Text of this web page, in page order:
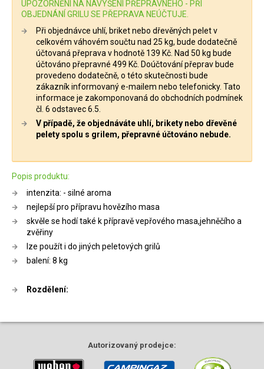
UPOZORNĚNÍ NA NAVÝŠENÍ PŘEPRAVNÉHO - PŘI
OBJEDNÁNÍ GRILU SE PŘEPRAVA NEÚČTUJE.
Při objednávce uhlí, briket nebo dřevěných pelet v
celkovém váhovém součtu nad 25 kg, bude dodatečně
účtovaná přeprava v hodnotě 139 Kč. Nad 50 kg bude
účtováno přepravné 499 Kč. Doúčtování přeprav bude
provedeno dodatečně, o této skutečnosti bude
zákazník informovaný e-mailem nebo telefonicky. Tato
informace je zakomponovaná do obchodních podmínek
čl. 6 odstavec 6.5.
V případě, že objednáváte uhlí, brikety nebo dřevěné
pelety spolu s grilem, přepravné účtováno nebude.
Popis produktu:
intenzita: - silné aroma
nejlepší pro přípravu hovězího masa
skvěle se hodí také k přípravě vepřového masa,jehněčího a
zvěřiny
lze použít i do jiných peletových grilů
balení: 8 kg
Rozdělení:
Autorizovaný prodejce: